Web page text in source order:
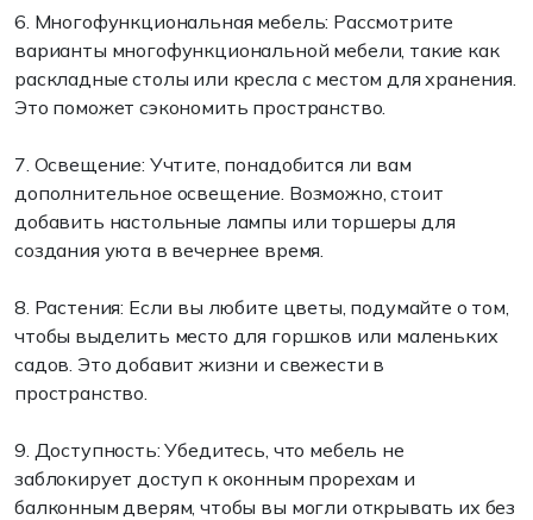
6. Многофункциональная мебель: Рассмотрите
варианты многофункциональной мебели, такие как
раскладные столы или кресла с местом для хранения.
Это поможет сэкономить пространство.
7. Освещение: Учтите, понадобится ли вам
дополнительное освещение. Возможно, стоит
добавить настольные лампы или торшеры для
создания уюта в вечернее время.
8. Растения: Если вы любите цветы, подумайте о том,
чтобы выделить место для горшков или маленьких
садов. Это добавит жизни и свежести в
пространство.
9. Доступность: Убедитесь, что мебель не
заблокирует доступ к оконным прорехам и
балконным дверям, чтобы вы могли открывать их без